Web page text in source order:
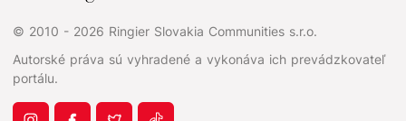
© 2010 - 2026 Ringier Slovakia Communities s.r.o.
Autorské práva sú vyhradené a vykonáva ich prevádzkovateľ
portálu.